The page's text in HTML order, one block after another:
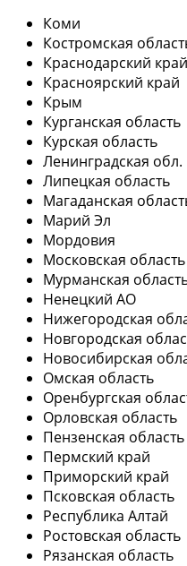
Коми
Костромская
Краснодарский край
Красноярский край
Крым
Курганская область
Курская область
Ленинградская
Липецкая область
Магаданская
Марий Эл
Мордовия
Московская
Мурманская
Ненецкий АО
Нижегородская
Новгородская
Новосибирская
Омская область
Оренбургская
Орловская область
Пензенская область
Пермский край
Приморский край
Псковская область
Республика Алтай
Ростовская область
Рязанская область